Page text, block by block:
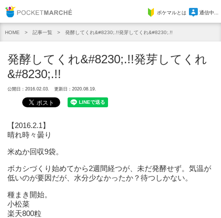
Pocket Marcheポケマルとは 通信中...
HOME 記事一覧 発酵してくれ&#8230;.!!発芽してくれ&#8230;.!!
発酵してくれ&#8230;.!!発芽してくれ
&#8230;.!!
公開日：2016.02.03. 更新日：2020.08.19.
【2016.2.1】
晴れ時々曇り
米ぬか回収9袋。
ボカシづくり始めてから2週間経つが、未だ発酵せず。気温が
低いのが要因だが、水分少なかったか？待つしかない。
種まき開始。
小松菜
楽天800粒